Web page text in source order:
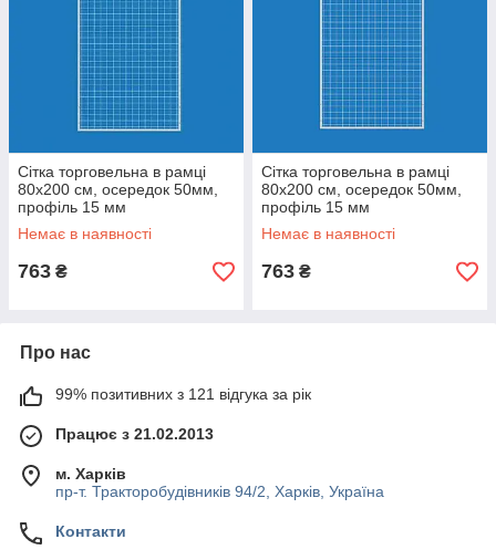
Сітка торговельна в рамці
80х200 см, осередок 50мм,
профіль 15 мм
Немає в наявності
763 ₴
Сітка торговельна в рамці
80х200 см, осередок 50мм,
профіль 15 мм
Немає в наявності
763 ₴
Про нас
99% позитивних з 121 відгука за рік
Працює з 21.02.2013
м. Харків
пр-т. Тракторобудівників 94/2, Харків, Україна
Контакти